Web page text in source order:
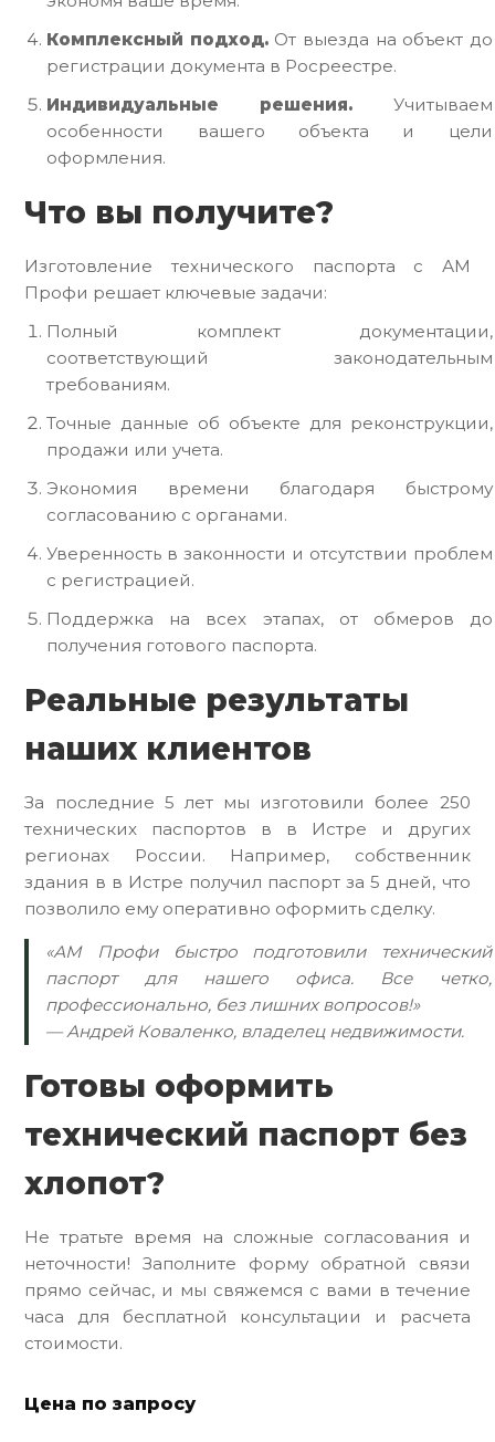
Комплексный подход.От выезда на объект до
регистрации документа в Росреестре.
Индивидуальные решения. Учитываем
особенности вашего объекта и цели
оформления.
Что вы получите?
Изготовление технического паспорта с АМ
Профи решает ключевые задачи:
Полный комплект документации,
соответствующий законодательным
требованиям.
Точные данные об объекте для реконструкции,
продажи или учета.
Экономия времени благодаря быстрому
согласованию с органами.
Уверенность в законности и отсутствии проблем
с регистрацией.
Поддержка на всех этапах, от обмеров до
получения готового паспорта.
Реальные результаты
наших клиентов
За последние 5 лет мы изготовили более 250
технических паспортов в в Истре и других
регионах России. Например, собственник
здания в в Истре получил паспорт за 5 дней, что
позволило ему оперативно оформить сделку.
«АМ Профи быстро подготовили технический
паспорт для нашего офиса. Все четко,
профессионально, без лишних вопросов!»
— Андрей Коваленко, владелец недвижимости.
Готовы оформить
технический паспорт без
хлопот?
Не тратьте время на сложные согласования и
неточности! Заполните форму обратной связи
прямо сейчас, и мы свяжемся с вами в течение
часа для бесплатной консультации и расчета
стоимости.
Цена по запросу